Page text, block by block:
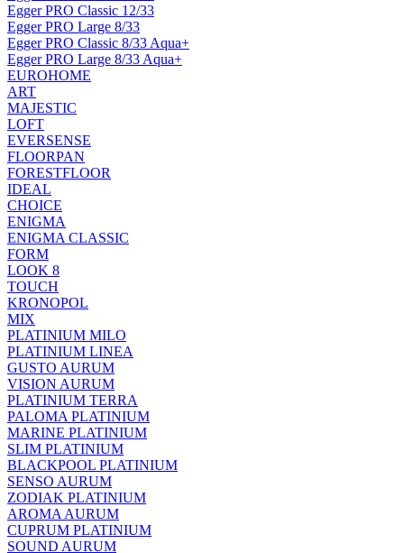
Egger PRO Classic 12/33
Egger PRO Large 8/33
Egger PRO Classic 8/33 Aqua+
Egger PRO Large 8/33 Aqua+
EUROHOME
ART
MAJESTIC
LOFT
EVERSENSE
FLOORPAN
FORESTFLOOR
IDEAL
CHOICE
ENIGMA
ENIGMA CLASSIC
FORM
LOOK 8
TOUCH
KRONOPOL
MIX
PLATINIUM MILO
PLATINIUM LINEA
GUSTO AURUM
VISION AURUM
PLATINIUM TERRA
PALOMA PLATINIUM
MARINE PLATINIUM
SLIM PLATINIUM
BLACKPOOL PLATINIUM
SENSO AURUM
ZODIAK PLATINIUM
AROMA AURUM
CUPRUM PLATINIUM
SOUND AURUM